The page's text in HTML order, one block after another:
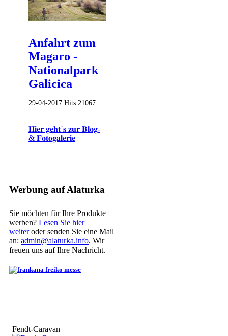
Anfahrt zum
Magaro -
Nationalpark
Galicica
29-04-2017 Hits:21067
𝐇𝐢𝐞𝐫 𝐠𝐞𝐡𝐭´𝐬 𝐳𝐮𝐫 𝐁𝐥𝐨𝐠-
& 𝐅𝐨𝐭𝐨𝐠𝐚𝐥𝐞𝐫𝐢𝐞
Werbung auf Alaturka
Sie möchten für Ihre Produkte
werben? Lesen Sie hier
weiteroder senden Sie eine Mail
an: admin@alaturka.info. Wir
freuen uns auf Ihre Nachricht.
Fendt-Caravan